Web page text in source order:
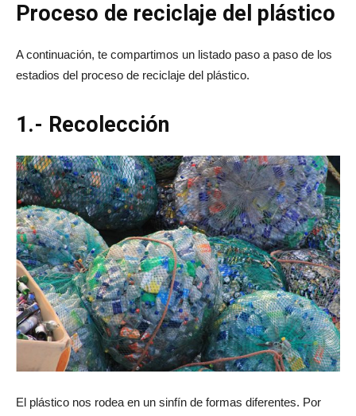
Proceso de reciclaje del plástico
A continuación, te compartimos un listado paso a paso de los
estadios del proceso de reciclaje del plástico.
1.- Recolección
El plástico nos rodea en un sinfín de formas diferentes. Por